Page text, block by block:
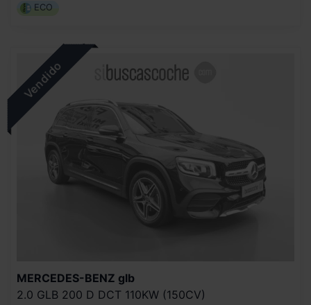
ECO
MERCEDES-BENZ glb
2.0 GLB 200 D DCT 110KW (150CV)